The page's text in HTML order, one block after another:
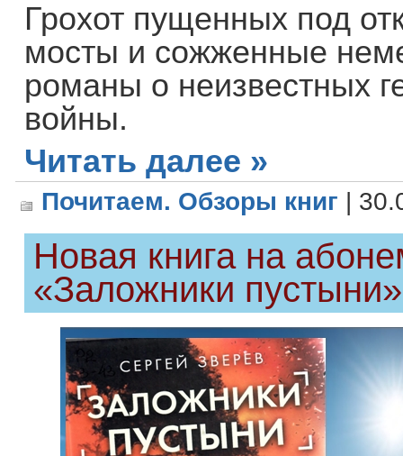
Грохот пущенных под
мосты и сожженные
романы о неизвестных
войны.
Читать далее »
Почитаем. Обзоры книг |
Новая книга на
«Заложники пустыни»